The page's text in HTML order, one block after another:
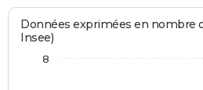
Données exprimées en nombre
Insee)
8